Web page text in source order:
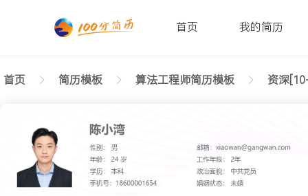
首页 我的简历
首页 简历模板 算法工程师简历模板 资深
返回样式图
正在查看资深算法工程师利落简历模板文字版